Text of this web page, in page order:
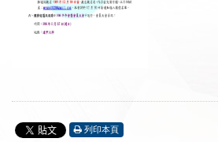
列印本頁